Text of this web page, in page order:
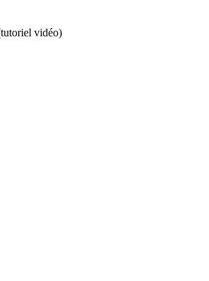
vidéo)